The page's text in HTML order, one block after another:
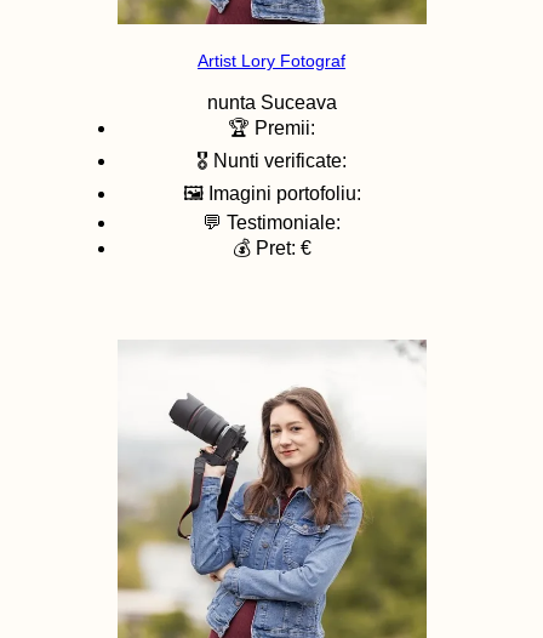
Artist Lory Fotograf
nunta Suceava
🏆 Premii:
🎖️ Nunti verificate:
🖼️ Imagini portofoliu:
💬 Testimoniale:
💰 Pret: €